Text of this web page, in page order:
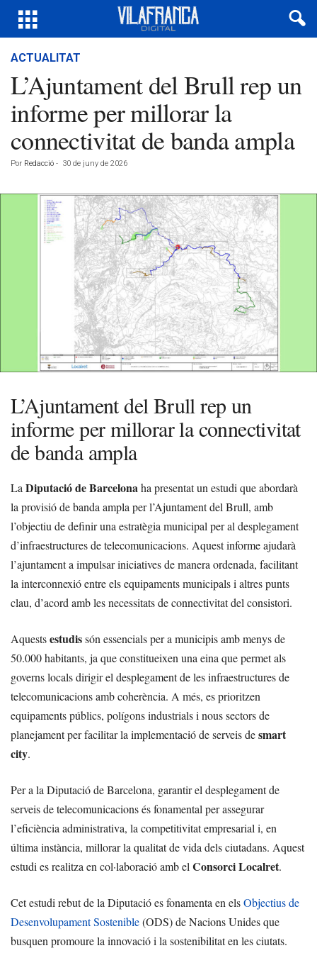
ACTUALITAT
L’Ajuntament del Brull rep un
informe per millorar la
connectivitat de banda ampla
Por Redacció - 30 de juny de 2026
L’Ajuntament del Brull rep un
informe per millorar la connectivitat
de banda ampla
La Diputació de Barcelonaha presentat un estudi que abordarà
la provisió de banda ampla per l’Ajuntament del Brull, amb
l’objectiu de definir una estratègia municipal per al desplegament
d’infraestructures de telecomunicacions. Aquest informe ajudarà
l’ajuntament a impulsar iniciatives de manera ordenada, facilitant
la interconnexió entre els equipaments municipals i altres punts
clau, d’acord amb les necessitats de connectivitat del consistori.
Aquestsestudissón essencials per a municipis amb menys de
50.000 habitants, ja que constitueixen una eina que permet als
governs locals dirigir el desplegament de les infraestructures de
telecomunicacions amb coherència. A més, es prioritzen
equipaments públics, polígons industrials i nous sectors de
planejament per facilitar la implementació de serveis desmart
city.
Per a la Diputació de Barcelona, garantir el desplegament de
serveis de telecomunicacions és fonamental per assegurar
l’eficiència administrativa, la competitivitat empresarial i, en
última instància, millorar la qualitat de vida dels ciutadans. Aquest
estudi es realitza en col·laboració amb el Consorci Localret.
Cet estudi rebut de la Diputació es fonamenta en elsObjectius de
Desenvolupament Sostenible(ODS) de Nacions Unides que
busquen promoure la innovació i la sostenibilitat en les ciutats.